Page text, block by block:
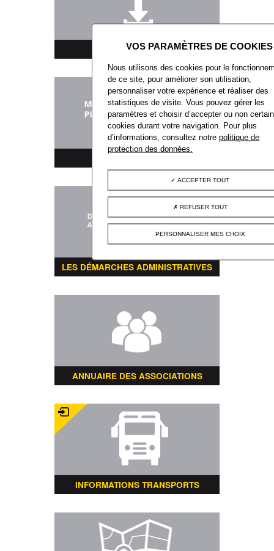
TÉLÉCHARGEMENT
LES DÉMARCHES ADMINISTRATIVES
ANNUAIRE DES ASSOCIATIONS
INFORMATIONS TRANSPORTS
Nous utilisons des cookies pour le
de ce site, pour améliorer son utilisation,
personnaliser votre expérience et réaliser des
statistiques de visite. Vous pouvez gérer les
paramètres et choisir d’accepter ou non
cookies durant votre navigation. Pour plus
d’informations, consultez notrepolitique de
protection des données.
ACCEPTER TOUT
REFUSER TOUT
PERSONNALISER MES CHOIX